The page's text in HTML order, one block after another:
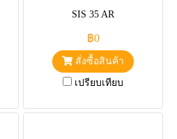
SIS 35 AR
฿0
สั่งซื้อสินค้า
เปรียบเทียบ